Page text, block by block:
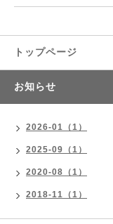
トップページ
お知らせ
2026-01（1）
2025-09（1）
2020-08（1）
2018-11（1）